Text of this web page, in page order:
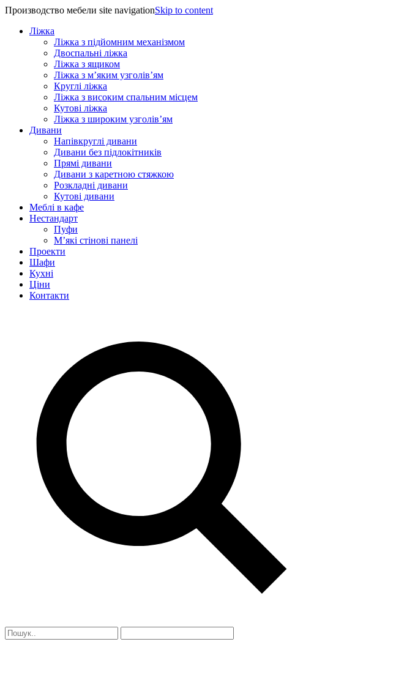
Производство мебели site navigationSkip to content
Ліжка
Ліжка з підйомним механізмом
Двоспальні ліжка
Ліжка з ящиком
Ліжка з м’яким узголів’ям
Круглі ліжка
Ліжка з високим спальним місцем
Кутові ліжка
Ліжка з широким узголів’ям
Дивани
Напівкруглі дивани
Дивани без підлокітників
Прямі дивани
Дивани з каретною стяжкою
Розкладні дивани
Кутові дивани
Меблі в кафе
Нестандарт
Пуфи
М’які стінові панелі
Проекти
Шафи
Кухні
Ціни
Контакти